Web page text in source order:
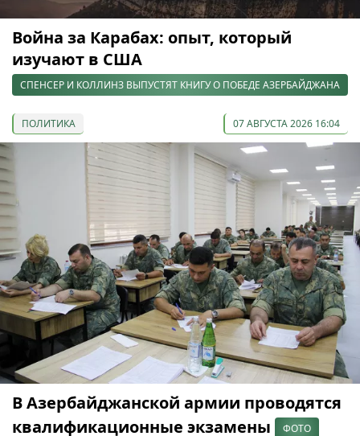
Война за Карабах: опыт, который
изучают в США
СПЕНСЕР И КОЛЛИНЗ ВЫПУСТЯТ КНИГУ О ПОБЕДЕ АЗЕРБАЙДЖАНА
ПОЛИТИКА 07 АВГУСТА 2026 16:04
В Азербайджанской армии проводятся
квалификационные экзамены
ФОТО